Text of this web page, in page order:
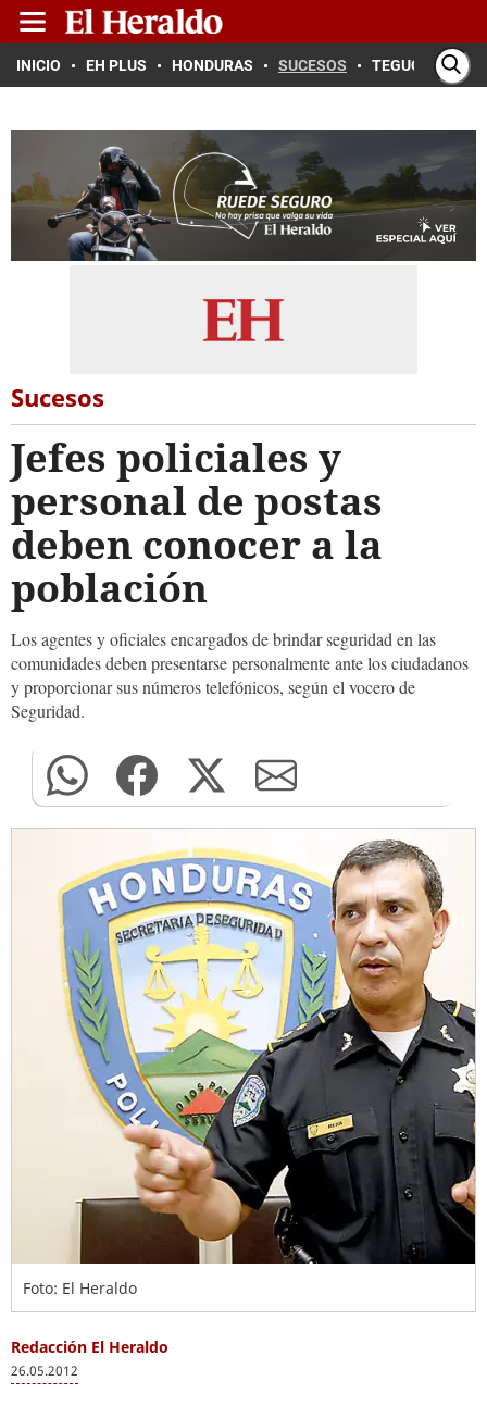
INICIO EH PLUS HONDURAS SUCESOS TEGUCIGALPA
Sucesos
Jefes policiales y
personal de postas
deben conocer a la
población
Los agentes y oficiales encargados de brindar seguridad en las
comunidades deben presentarse personalmente ante los ciudadanos
y proporcionar sus números telefónicos, según el vocero de
Seguridad.
Foto: El Heraldo
Redacción El Heraldo
26.05.2012